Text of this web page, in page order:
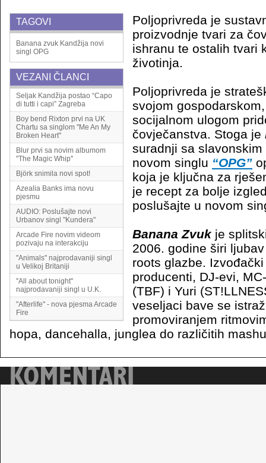
TAGOVI
Banana zvuk Kandžija novi
singl OPG
VEZANI ČLANCI
Seljak Kandžija postao “Capo
di tutti i capi” Zagreba
Boy bend Rixton prvi na UK
Chartu sa singlom ''Me An My
Broken Heart''
Blur prvi sa novim albumom
''The Magic Whip''
Björk snimila novi spot!
Azealia Banks ima novu
pjesmu
AUDIO: Poslušajte novi
Urbanov singl "Kundera"
Arcade Fire novim videom
pozivaju na interakciju
''Animals'' najprodavaniji singl
u Velikoj Britaniji
''All about tonight''
najprodavaniji singl u U.K.
"Afterlife" - nova pjesma Arcade
Fire
Poljoprivreda je
proizvodnje tvari za
ishranu te ostalih tvari
životinja.
Poljoprivreda je
svojom
socijalnom ulogom
čovječanstva. Stoga je
suradnji sa
novom singlu “OPG”
koja je ključna za
je recept za bolje
poslušajte u novom
Banana Zvukje
2006. godine širi
roots glazbe.
producenti, DJ-evi,
(TBF) i Yuri
veseljaci bave se
promoviranjem
hopa, dancehalla, junglea do različitih